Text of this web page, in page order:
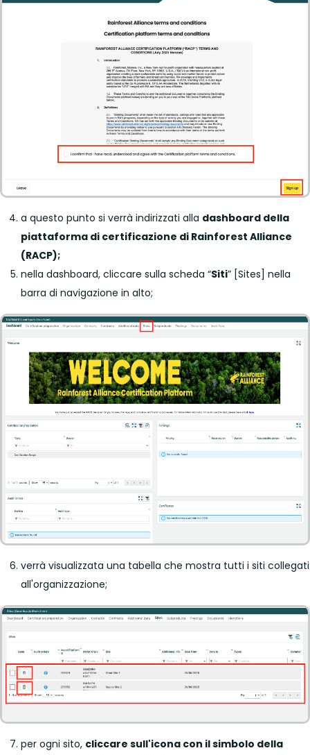
a questo punto si verrà indirizzati alla dashboard della
piattaforma di certificazione di Rainforest Alliance
(RACP);
nella dashboard, cliccare sulla scheda “Siti” [Sites] nella
barra di navigazione in alto;
verrà visualizzata una tabella che mostra tutti i siti collegati
all'organizzazione;
per ogni sito, cliccare sull'icona con il simbolo della